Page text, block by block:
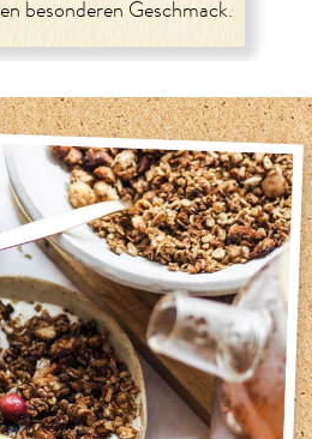
besonderen Geschmack.